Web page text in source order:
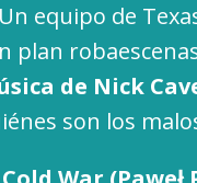
equipo de
plan
de Nick
son los